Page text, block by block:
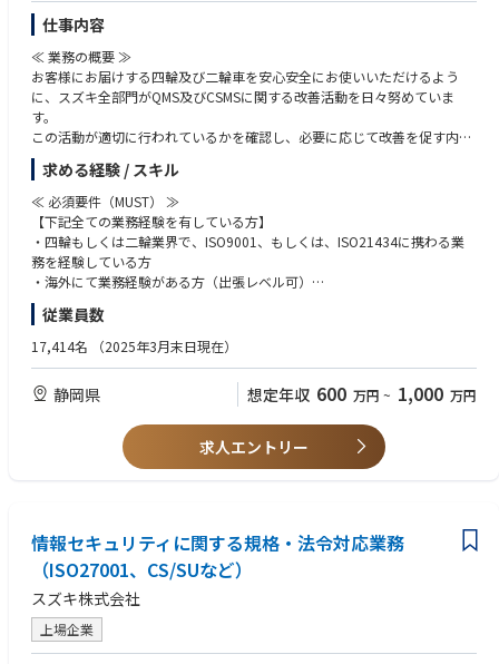
仕事内容
≪ 業務の概要 ≫
お客様にお届けする四輪及び二輪車を安心安全にお使いいただけるよう
に、スズキ全部門がQMS及びCSMSに関する改善活動を日々努めていま
す。
この活動が適切に行われているかを確認し、必要に応じて改善を促す内部
監査業務、もしくは、支援業務をお願いします。
【具体的な業務内容】
スキルレベルに合わせ、以下のいずれかの業務をお任せします。
・QMS（ISO9001)内部監査、もしくは、CSMS（ISO21434)内部監査の監
査員
・QMS審査に係る計画立案及び進捗管理、結果まとめ、改善支援
≪ 部門のミッション、ビジョン ≫
スズキ及び関連会社が品質及び法規に対する透明性と説明責任を果たせる
プロセスを作り上げ、その運営と改善を継続的に行っていくことです。
年々高度化する製品及び法規への対応を強化し、お客様に安心安全を保証
≪ 入社後の教育体制/フォロー体制（立ち上がり支援） ≫
き、スキルアップを目指していただきます。
・社内には以下のような研修・教育を多数準備しており、希望する研修は
受講可能です。
全社教育：役職者研修、部門別研修
自己研鑽プログラム：英会話やプログラミング
その他業務で必要な知識、ビジネススキル など
求める経験 / スキル
≪ 必須要件（MUST） ≫
【下記全ての業務経験を有している方】
・四輪もしくは二輪業界で、ISO9001、もしくは、ISO21434に携わる業
務を経験している方
・海外にて業務経験がある方（出張レベル可）
≪ 歓迎するスキル・経験（WANT） ≫
【下記いずれかの業務経験を有している方】
ネジメント業務を経験された方
・ISO9001、ISO27001、ISO21434に関する内部監査員の資格を有してい
る方（資格は社内外を問わず）
・TOEIC 500点以上
≪ 求める人物像 ≫
・コミュニケーション能力に長けている方
・責任感がある方
・時間管理ができる方
従業員数
17,414名 （2025年3月末日現在）
静岡県 想定年収 600 万円 ~ 1,000 万円
求人エントリー
情報セキュリティに関する規格・法令対応業務
（ISO27001、CS/SUなど）
スズキ株式会社
上場企業